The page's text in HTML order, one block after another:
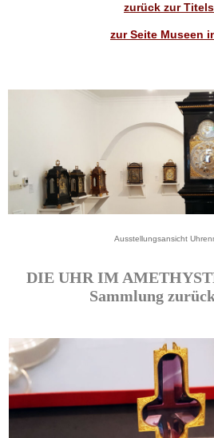
zurück zur
zur Seite Museen
Ausstellungsansicht
DIE UHR IM
Sammlung